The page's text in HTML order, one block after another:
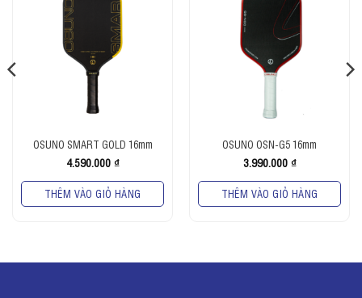
OSUNO SMART GOLD 16mm
4.590.000 ₫
THÊM VÀO GIỎ HÀNG
OSUNO OSN-G5 16mm
3.990.000 ₫
THÊM VÀO GIỎ HÀNG